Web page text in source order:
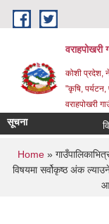
Skip to main content
वराहपोखरी
कोशी प्रदेश,
"कृषि, पर्यटन,
वराहपोखरी
सूचना
You are
Home»
विषयमा सर्वोकृष्ठ अंक ल्याउने